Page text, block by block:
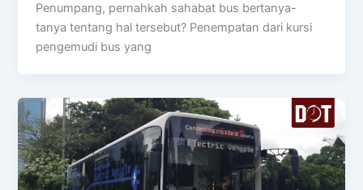
Penumpang, pernahkah sahabat bus bertanya-
tanya tentang hal tersebut? Penempatan dari kursi
pengemudi bus yang